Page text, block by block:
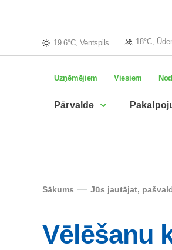
19.6°C, Ventspils 18°C,
Uzņēmējiem Viesiem
Pārvalde
Sākums Jūs jautājat,
Vēlēšanu